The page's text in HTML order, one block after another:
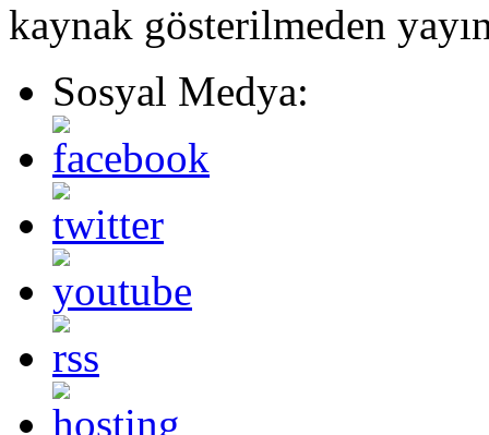
kaynak gösterilmeden
Sosyal Medya: